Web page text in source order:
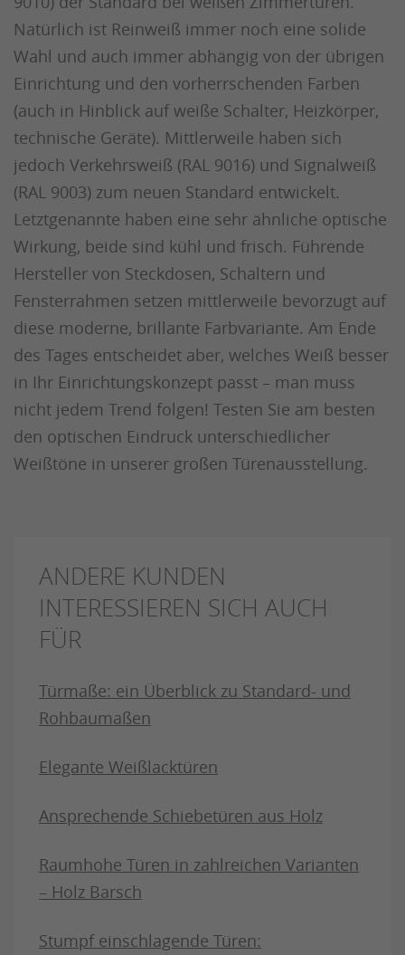
Natürlich ist Reinweiß immer noch eine solide
Wahl und auch immer abhängig von der übrigen
Einrichtung und den vorherrschenden Farben
(auch in Hinblick auf weiße Schalter, Heizkörper,
technische Geräte). Mittlerweile haben sich
jedoch Verkehrsweiß (RAL 9016) und Signalweiß
(RAL 9003) zum neuen Standard entwickelt.
Letztgenannte haben eine sehr ähnliche optische
Wirkung, beide sind kühl und frisch. Führende
Hersteller von Steckdosen, Schaltern und
Fensterrahmen setzen mittlerweile bevorzugt auf
diese moderne, brillante Farbvariante. Am Ende
des Tages entscheidet aber, welches Weiß besser
in Ihr Einrichtungskonzept passt – man muss
nicht jedem Trend folgen! Testen Sie am besten
den optischen Eindruck unterschiedlicher
Weißtöne in unserer großen Türenausstellung.
ANDERE KUNDEN
INTERESSIEREN SICH AUCH
FÜR
Türmaße: ein Überblick zu Standard- und
Rohbaumaßen
Elegante Weißlacktüren
Ansprechende Schiebetüren aus Holz
Raumhohe Türen in zahlreichen Varianten
– Holz Barsch
Stumpf einschlagende Türen: